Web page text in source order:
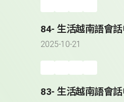
84- 生活越南語會
2025-10-21
83- 生活越南語會